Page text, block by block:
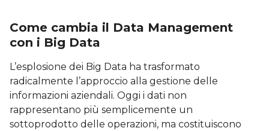
Come cambia il Data Management
con i Big Data
L’esplosione dei Big Data ha trasformato
radicalmente l’approccio alla gestione delle
informazioni aziendali. Oggi i dati non
rappresentano più semplicemente un
sottoprodotto delle operazioni, ma costituiscono